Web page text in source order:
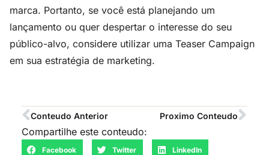
marca. Portanto, se você está planejando um
lançamento ou quer despertar o interesse do seu
público-alvo, considere utilizar uma Teaser Campaign
em sua estratégia de marketing.
Conteudo Anterior Proximo Conteudo
Compartilhe este conteudo:
Facebook Twitter LinkedIn